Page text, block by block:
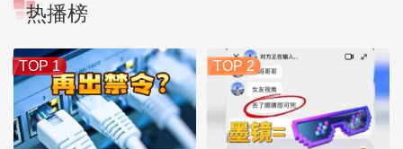
热播榜
TOP 1 TOP 2